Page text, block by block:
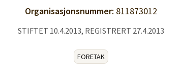
Organisasjonsnummer: 811873012
STIFTET 10.4.2013, REGISTRERT 27.4.2013
FORETAK